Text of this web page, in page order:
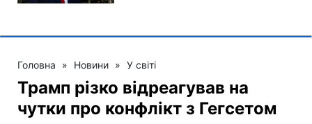
Головна » Новини » У світі
Трамп різко відреагував на
чутки про конфлікт з Гегсетом